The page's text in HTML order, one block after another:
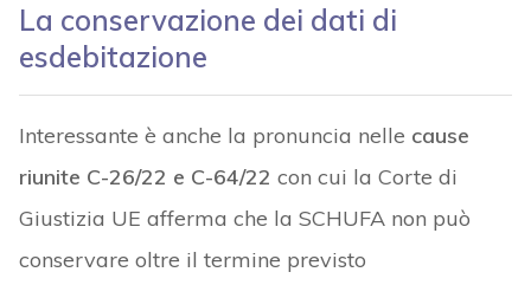
La conservazione dei dati di
esdebitazione
Interessante è anche la pronuncia nelle cause
riunite C-26/22 e C-64/22 con cui la Corte di
Giustizia UE afferma che la SCHUFA non può
conservare oltre il termine previsto